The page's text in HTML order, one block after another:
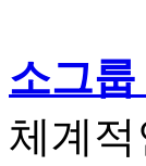
소그
체계